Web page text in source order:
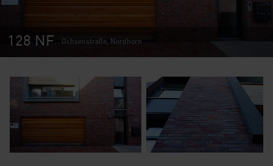
128 NF Ochsenstraße, Nordhorn